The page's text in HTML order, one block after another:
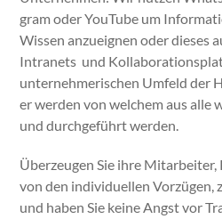
gram oder YouTube um
Wis­sen anzueignen oder dieses
Intranets und
unternehmerischen Umfeld der
er wer­den von welchem aus alle
und durchge­führt wer­den.
Überzeu­gen Sie ihre
von den indi­vidu­ellen Vorzü­gen,
und haben Sie keine Angst vor